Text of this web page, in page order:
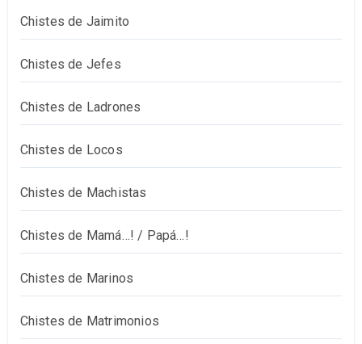
Chistes de Jaimito
Chistes de Jefes
Chistes de Ladrones
Chistes de Locos
Chistes de Machistas
Chistes de Mamá…! / Papá…!
Chistes de Marinos
Chistes de Matrimonios